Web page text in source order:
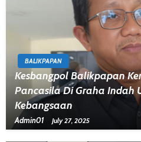
BALIKPAPAN
Kesbangpol Balikpapan
Pancasila Di Graha Indah
Kebangsaan
Admin01 July 27, 2025